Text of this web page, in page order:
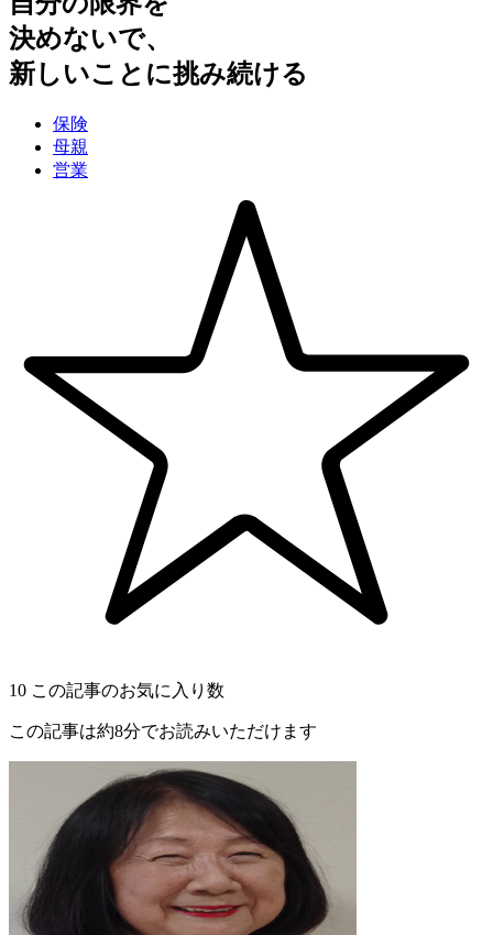
決めないで、
新しいことに挑み続ける
保険
母親
営業
10 この記事のお気に入り数
この記事は約8分でお読みいただけます